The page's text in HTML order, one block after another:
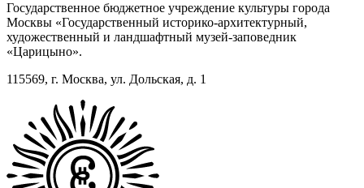
Государственное бюджетное учреждение культуры города
Москвы «Государственный историко-архитектурный,
художественный и ландшафтный музей-заповедник
«Царицыно».
115569, г. Москва, ул. Дольская, д. 1